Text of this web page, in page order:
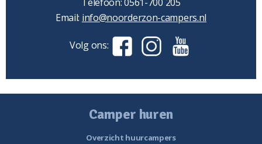
Email: info@noorderzon-campers.nl
Volg ons:
Camper huren
Overzicht huurcampers